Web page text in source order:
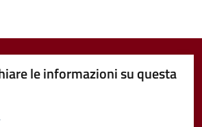
le informazioni su questa